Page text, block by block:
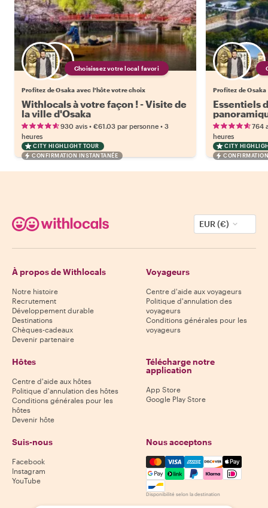
Choisissez votre local favori
Profitez de Osaka avec l'hôte votre choix
Withlocals à votre façon ! - Visite de
la ville d'Osaka
930 avis • €61.03 par personne • 3
heures
CITY HIGHLIGHT TOUR
CONFIRMATION INSTANTANÉE
Profitez de
Essentiels
en passant
visite
764
heures
CITY
EUR (€)
À propos de Withlocals
Notre histoire
Recrutement
Développement durable
Destinations
Chèques-cadeaux
Devenir partenaire
Voyageurs
Centre d'aide aux voyageurs
Politique d'annulation des
voyageurs
Conditions générales pour les
voyageurs
Hôtes
Centre d'aide aux hôtes
Politique d'annulation des hôtes
Conditions générales pour les
hôtes
Devenir hôte
Télécharge notre
application
App Store
Google Play Store
Suis-nous
Facebook
Instagram
YouTube
Nous acceptons
Mastercard, Visa, Amex,
Disponibilité selon la destination